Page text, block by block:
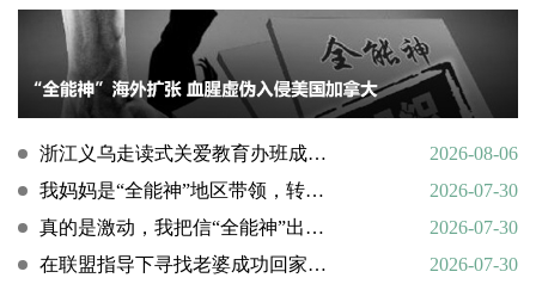
浙江义乌走读式关爱教育办班成功转化9名“全能神”“全范围教会”等邪教人员
2026-08-06
我妈妈是“全能神”地区带领，转化情况好转
2026-07-30
真的是激动，我把信“全能神”出走的老婆找了回来
2026-07-30
在联盟指导下寻找老婆成功回家回顾
2026-07-30